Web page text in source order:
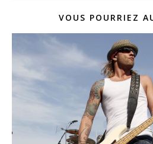
VOUS POURRIEZ